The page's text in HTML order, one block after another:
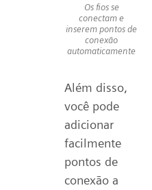
Os fios se
conectam e
inserem pontos de
conexão
automaticamente
Além disso,
você pode
adicionar
facilmente
pontos de
conexão a